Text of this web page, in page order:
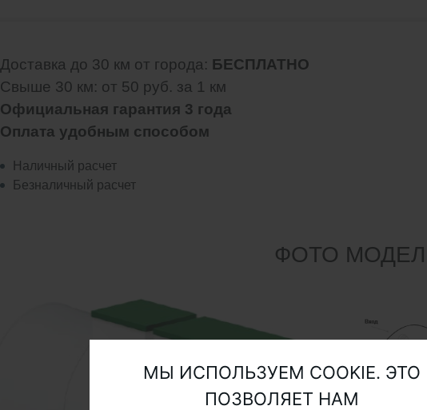
Доставка до 30 км от города: БЕСПЛАТНО
Свыше 30 км: от 50 руб. за 1 км
Официальная гарантия 3 года
Оплата удобным способом
Наличный расчет
Безналичный расчет
ФОТО
МЫ ИСПОЛЬЗУЕМ COOKIE. ЭТО
ПОЗВОЛЯЕТ НАМ